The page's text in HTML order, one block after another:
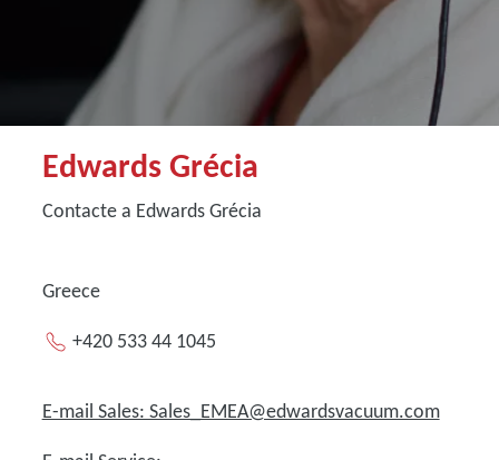
Edwards Grécia
Contacte a Edwards Grécia
Greece
+420 533 44 1045
E-mail Sales: Sales_EMEA@edwardsvacuum.com